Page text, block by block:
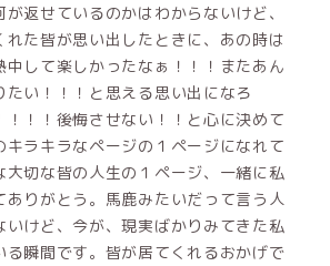
返せているのかはわからないけど、
れた皆が思い出したときに、あの時は
中して楽しかったなぁ！！！またあん
たい！！！と思える思い出になろ
！！！後悔させない！！と心に決めて
キラキラなページの１ページになれて
大切な皆の人生の１ページ、一緒に私
ありがとう。馬鹿みたいだって言う人
いけど、今が、現実ばかりみてきた私
る瞬間です。皆が居てくれるおかげで